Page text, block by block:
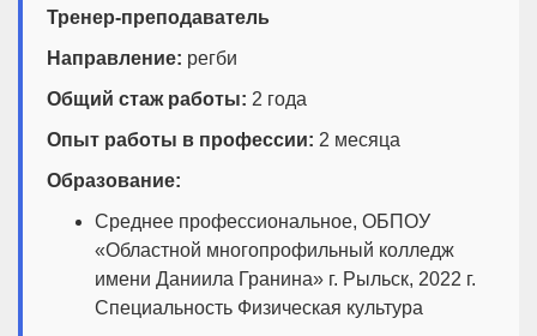
Тренер-преподаватель
Направление: регби
Общий стаж работы: 2 года
Опыт работы в профессии: 2 месяца
Образование:
Среднее профессиональное, ОБПОУ
«Областной многопрофильный колледж
имени Даниила Гранина» г. Рыльск, 2022 г.
Специальность Физическая культура